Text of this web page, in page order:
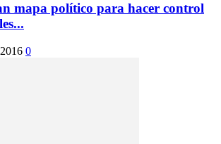
mapa político para hacer control
0